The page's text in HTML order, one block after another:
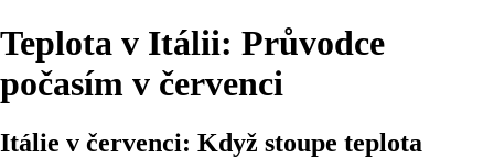
Teplota v Itálii: Průvodce
počasím v červenci
Itálie v červenci: Když stoupe teplota